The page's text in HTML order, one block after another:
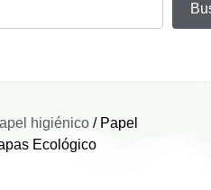
higiénico / Papel
Ecológico